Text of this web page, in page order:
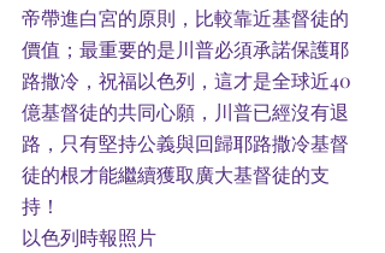
帝帶進白宮的原則，比較靠近基督徒的
價值；最重要的是川普必須承諾保護耶
路撒冷，祝福以色列，這才是全球近40
億基督徒的共同心願，川普已經沒有退
路，只有堅持公義與回歸耶路撒冷基督
徒的根才能繼續獲取廣大基督徒的支
持！
以色列時報照片